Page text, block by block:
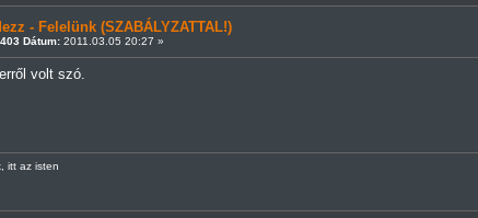
- Felelünk (SZABÁLYZATTAL!)
Dátum:2011.03.05 20:27 »
volt szó.
itt az isten